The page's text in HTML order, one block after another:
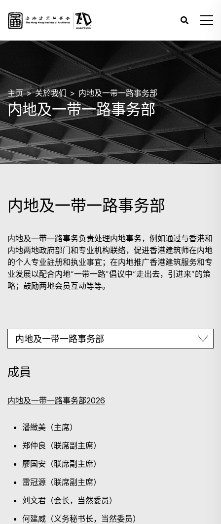
主页 关於我们 内地及一带一路事务部
内地及一带一路事务部
内地及一带一路事务部
内地及一带一路事务负责处理内地事务，例如通过与香港和
内地两地政府部门和专业机构联络，促进香港建筑师在内地
的个人专业註册和执业事宜；在内地推广香港建筑服务和专
业发展以配合内地“一带一路”倡议中“走出去，引进来”的策
略；鼓励两地会员互动等等。
成員
内地及一带一路事务部2026
潘緻美（主席）
郑仲良（联席副主席）
廖国安（联席副主席）
雷冠源（联席副主席）
刘文君（会长，当然委员）
何建威（义务秘书长，当然委员）